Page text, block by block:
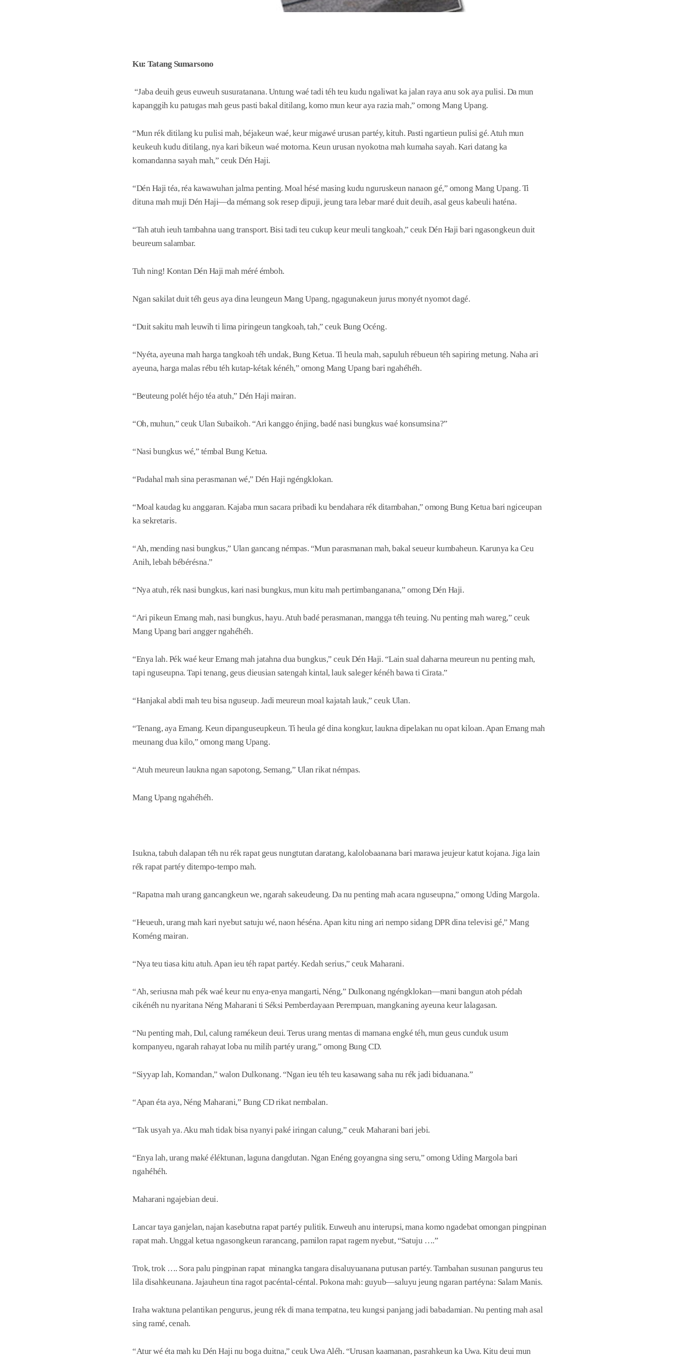
Ku: Tatang Sumarsono
“Jaba deuih geus euweuh susuratanana. Untung waé tadi téh teu kudu ngaliwat ka jalan raya anu sok aya pulisi. Da mun
kapanggih ku patugas mah geus pasti bakal ditilang, komo mun keur aya razia mah,” omong Mang Upang.
“Mun rék ditilang ku pulisi mah, béjakeun waé, keur migawé urusan partéy, kituh. Pasti ngartieun pulisi gé. Atuh mun
keukeuh kudu ditilang, nya kari bikeun waé motorna. Keun urusan nyokotna mah kumaha sayah. Kari datang ka
komandanna sayah mah,” ceuk Dén Haji.
“Dén Haji téa, réa kawawuhan jalma penting. Moal hésé masing kudu nguruskeun nanaon gé,” omong Mang Upang. Ti
dituna mah muji Dén Haji—da mémang sok resep dipuji, jeung tara lebar maré duit deuih, asal geus kabeuli haténa.
“Tah atuh ieuh tambahna uang transport. Bisi tadi teu cukup keur meuli tangkoah,” ceuk Dén Haji bari ngasongkeun duit
beureum salambar.
Tuh ning! Kontan Dén Haji mah méré émboh.
Ngan sakilat duit téh geus aya dina leungeun Mang Upang, ngagunakeun jurus monyét nyomot dagé.
“Duit sakitu mah leuwih ti lima piringeun tangkoah, tah,” ceuk Bung Océng.
“Nyéta, ayeuna mah harga tangkoah téh undak, Bung Ketua. Ti heula mah, sapuluh rébueun téh sapiring metung. Naha ari
ayeuna, harga malas rébu téh kutap-kétak kénéh,” omong Mang Upang bari ngahéhéh.
“Beuteung polét héjo téa atuh,” Dén Haji mairan.
“Oh, muhun,” ceuk Ulan Subaikoh. “Ari kanggo énjing, badé nasi bungkus waé konsumsina?”
“Nasi bungkus wé,” témbal Bung Ketua.
“Padahal mah sina perasmanan wé,” Dén Haji ngéngklokan.
“Moal kaudag ku anggaran. Kajaba mun sacara pribadi ku bendahara rék ditambahan,” omong Bung Ketua bari ngiceupan
ka sekretaris.
“Ah, mending nasi bungkus,” Ulan gancang némpas. “Mun parasmanan mah, bakal seueur kumbaheun. Karunya ka Ceu
Anih, lebah bébérésna.”
“Nya atuh, rék nasi bungkus, kari nasi bungkus, mun kitu mah pertimbanganana,” omong Dén Haji.
“Ari pikeun Emang mah, nasi bungkus, hayu. Atuh badé perasmanan, mangga téh teuing. Nu penting mah wareg,” ceuk
Mang Upang bari angger ngahéhéh.
“Enya lah. Pék waé keur Emang mah jatahna dua bungkus,” ceuk Dén Haji. “Lain sual daharna meureun nu penting mah,
tapi nguseupna. Tapi tenang, geus dieusian satengah kintal, lauk saleger kénéh bawa ti Cirata.”
“Hanjakal abdi mah teu bisa nguseup. Jadi meureun moal kajatah lauk,” ceuk Ulan.
“Tenang, aya Emang. Keun dipanguseupkeun. Ti heula gé dina kongkur, laukna dipelakan nu opat kiloan. Apan Emang mah
meunang dua kilo,” omong mang Upang.
“Atuh meureun laukna ngan sapotong, Semang,” Ulan rikat némpas.
Mang Upang ngahéhéh.
Isukna, tabuh dalapan téh nu rék rapat geus nungtutan daratang, kalolobaanana bari marawa jeujeur katut kojana. Jiga lain
rék rapat partéy ditempo-tempo mah.
“Rapatna mah urang gancangkeun we, ngarah sakeudeung. Da nu penting mah acara nguseupna,” omong Uding Margola.
“Heueuh, urang mah kari nyebut satuju wé, naon héséna. Apan kitu ning ari nempo sidang DPR dina televisi gé,” Mang
Koméng mairan.
“Nya teu tiasa kitu atuh. Apan ieu téh rapat partéy. Kedah serius,” ceuk Maharani.
“Ah, seriusna mah pék waé keur nu enya-enya mangarti, Néng,” Dulkonang ngéngklokan—mani bangun atoh pédah
cikénéh nu nyaritana Néng Maharani ti Séksi Pemberdayaan Perempuan, mangkaning ayeuna keur lalagasan.
“Nu penting mah, Dul, calung ramékeun deui. Terus urang mentas di mamana engké téh, mun geus cunduk usum
kompanyeu, ngarah rahayat loba nu milih partéy urang,” omong Bung CD.
“Siyyap lah, Komandan,” walon Dulkonang. “Ngan ieu téh teu kasawang saha nu rék jadi biduanana.”
“Apan éta aya, Néng Maharani,” Bung CD rikat nembalan.
“Tak usyah ya. Aku mah tidak bisa nyanyi paké iringan calung,” ceuk Maharani bari jebi.
“Enya lah, urang maké éléktunan, laguna dangdutan. Ngan Enéng goyangna sing seru,” omong Uding Margola bari
ngahéhéh.
Maharani ngajebian deui.
Lancar taya ganjelan, najan kasebutna rapat partéy pulitik. Euweuh anu interupsi, mana komo ngadebat omongan pingpinan
rapat mah. Unggal ketua ngasongkeun rarancang, pamilon rapat ragem nyebut, “Satuju ….”
Trok, trok …. Sora palu pingpinan rapat minangka tangara disaluyuanana putusan partéy. Tambahan susunan pangurus teu
lila disahkeunana. Jajauheun tina ragot pacéntal-céntal. Pokona mah: guyub—saluyu jeung ngaran partéyna: Salam Manis.
Iraha waktuna pelantikan pengurus, jeung rék di mana tempatna, teu kungsi panjang jadi babadamian. Nu penting mah asal
sing ramé, cenah.
“Atur wé éta mah ku Dén Haji nu boga duitna,” ceuk Uwa Aléh. “Urusan kaamanan, pasrahkeun ka Uwa. Kitu deui mun